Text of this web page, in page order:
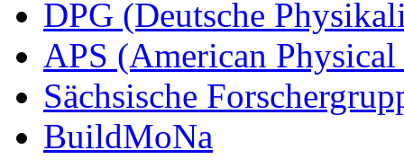
DPG (Deutsche
APS (American
Sächsische
BuildMoNa